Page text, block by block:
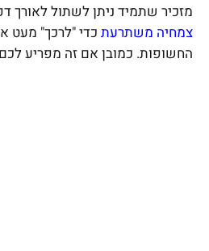
מזכיר שתמיד ניתן לשתול לאורך
צמחיה משתרעת כדי "לרכך" מעט
החשופות. כמובן אם זה מפריע